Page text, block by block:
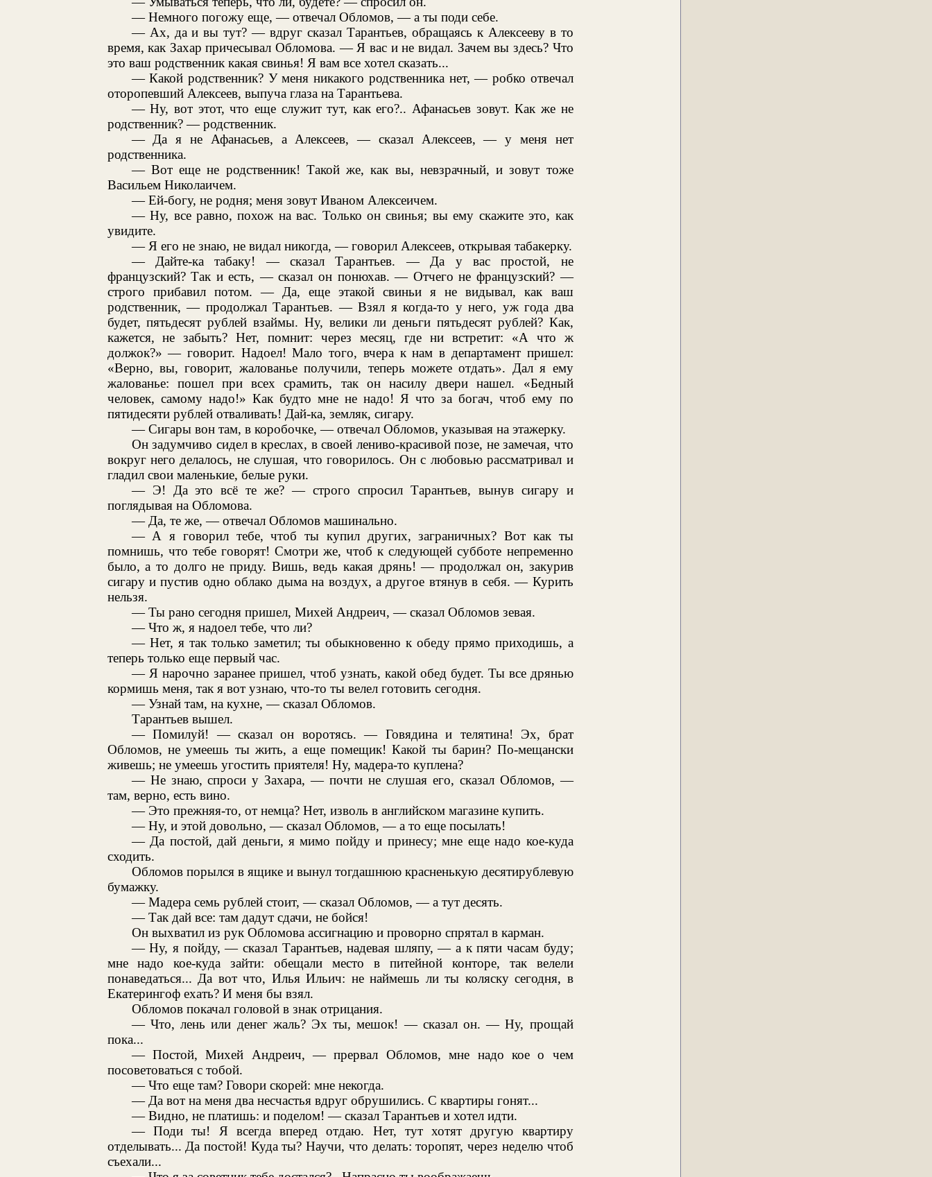
— Немного погожу еще, — отвечал Обломов, — а ты поди себе.
— Ах, да и вы тут? — вдруг сказал Тарантьев, обращаясь к Алексееву в то
время, как Захар причесывал Обломова. — Я вас и не видал. Зачем вы здесь? Что
это ваш родственник какая свинья! Я вам все хотел сказать...
— Какой родственник? У меня никакого родственника нет, — робко отвечал
оторопевший Алексеев, выпуча глаза на Тарантьева.
— Ну, вот этот, что еще служит тут, как его?.. Афанасьев зовут. Как же не
родственник? — родственник.
— Да я не Афанасьев, а Алексеев, — сказал Алексеев, — у меня нет
родственника.
— Вот еще не родственник! Такой же, как вы, невзрачный, и зовут тоже
Васильем Николаичем.
— Ей-богу, не родня; меня зовут Иваном Алексеичем.
— Ну, все равно, похож на вас. Только он свинья; вы ему скажите это, как
увидите.
— Я его не знаю, не видал никогда, — говорил Алексеев, открывая табакерку.
— Дайте-ка табаку! — сказал Тарантьев. — Да у вас простой, не
французский? Так и есть, — сказал он понюхав. — Отчего не французский? —
строго прибавил потом. — Да, еще этакой свиньи я не видывал, как ваш
родственник, — продолжал Тарантьев. — Взял я когда-то у него, уж года два
будет, пятьдесят рублей взаймы. Ну, велики ли деньги пятьдесят рублей? Как,
кажется, не забыть? Нет, помнит: через месяц, где ни встретит: «А что ж
должок?» — говорит. Надоел! Мало того, вчера к нам в департамент пришел:
«Верно, вы, говорит, жалованье получили, теперь можете отдать». Дал я ему
жалованье: пошел при всех срамить, так он насилу двери нашел. «Бедный
человек, самому надо!» Как будто мне не надо! Я что за богач, чтоб ему по
пятидесяти рублей отваливать! Дай-ка, земляк, сигару.
— Сигары вон там, в коробочке, — отвечал Обломов, указывая на этажерку.
Он задумчиво сидел в креслах, в своей лениво-красивой позе, не замечая, что
вокруг него делалось, не слушая, что говорилось. Он с любовью рассматривал и
гладил свои маленькие, белые руки.
— Э! Да это всё те же? — строго спросил Тарантьев, вынув сигару и
поглядывая на Обломова.
— Да, те же, — отвечал Обломов машинально.
— А я говорил тебе, чтоб ты купил других, заграничных? Вот как ты
помнишь, что тебе говорят! Смотри же, чтоб к следующей субботе непременно
было, а то долго не приду. Вишь, ведь какая дрянь! — продолжал он, закурив
сигару и пустив одно облако дыма на воздух, а другое втянув в себя. — Курить
нельзя.
— Ты рано сегодня пришел, Михей Андреич, — сказал Обломов зевая.
— Что ж, я надоел тебе, что ли?
— Нет, я так только заметил; ты обыкновенно к обеду прямо приходишь, а
теперь только еще первый час.
— Я нарочно заранее пришел, чтоб узнать, какой обед будет. Ты все дрянью
кормишь меня, так я вот узнаю, что-то ты велел готовить сегодня.
— Узнай там, на кухне, — сказал Обломов.
Тарантьев вышел.
— Помилуй! — сказал он воротясь. — Говядина и телятина! Эх, брат
Обломов, не умеешь ты жить, а еще помещик! Какой ты барин? По-мещански
живешь; не умеешь угостить приятеля! Ну, мадера-то куплена?
— Не знаю, спроси у Захара, — почти не слушая его, сказал Обломов, —
там, верно, есть вино.
— Это прежняя-то, от немца? Нет, изволь в английском магазине купить.
— Ну, и этой довольно, — сказал Обломов, — а то еще посылать!
— Да постой, дай деньги, я мимо пойду и принесу; мне еще надо кое-куда
сходить.
Обломов порылся в ящике и вынул тогдашнюю красненькую десятирублевую
бумажку.
— Мадера семь рублей стоит, — сказал Обломов, — а тут десять.
— Так дай все: там дадут сдачи, не бойся!
Он выхватил из рук Обломова ассигнацию и проворно спрятал в карман.
— Ну, я пойду, — сказал Тарантьев, надевая шляпу, — а к пяти часам буду;
мне надо кое-куда зайти: обещали место в питейной конторе, так велели
понаведаться... Да вот что, Илья Ильич: не наймешь ли ты коляску сегодня, в
Екатерингоф ехать? И меня бы взял.
Обломов покачал головой в знак отрицания.
— Что, лень или денег жаль? Эх ты, мешок! — сказал он. — Ну, прощай
пока...
— Постой, Михей Андреич, — прервал Обломов, мне надо кое о чем
посоветоваться с тобой.
— Что еще там? Говори скорей: мне некогда.
— Да вот на меня два несчастья вдруг обрушились. С квартиры гонят...
— Видно, не платишь: и поделом! — сказал Тарантьев и хотел идти.
— Поди ты! Я всегда вперед отдаю. Нет, тут хотят другую квартиру
отделывать... Да постой! Куда ты? Научи, что делать: торопят, через неделю чтоб
съехали...